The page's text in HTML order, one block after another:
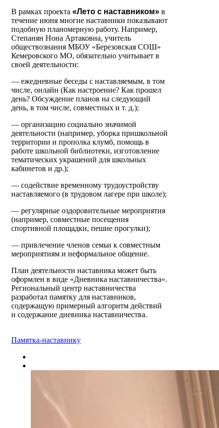
В рамках проекта «Лето с наставником» в
течение июня многие наставники показывают
подобную планомерную работу. Например,
Степанян Нона Артаковна, учитель
обществознания МБОУ «Березовская СОШ»
Кемеровского МО, обязательно учитывает в
своей деятельности:
— ежедневные беседы с наставляемым, в том
числе, онлайн (Как настроение? Как прошел
день? Обсуждение планов на следующий
день, в том числе, совместных и т. д.);
— организацию социально значимой
деятельности (например, уборка пришкольной
территории и прополка клумб, помощь в
работе школьной библиотеки, изготовление
тематических украшений для школьных
кабинетов и др.);
— содействие временному трудоустройству
наставляемого (в трудовом лагере при школе);
— регулярные оздоровительные мероприятия
(например, совместные посещения
спортивной площадки, пешие прогулки);
— привлечение членов семьи к совместным
мероприятиям и неформальное общение.
План деятельности наставника может быть
оформлен в виде «Дневника наставничества».
Региональный центр наставничества
разработал памятку для наставников,
содержащую примерный алгоритм действий
и содержание дневника наставничества.
Памятка-наставнику